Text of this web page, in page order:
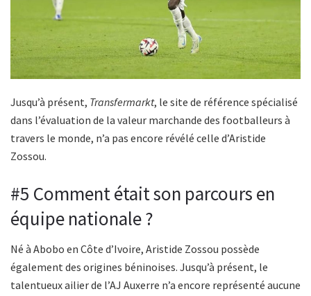
Jusqu’à présent, Transfermarkt, le site de référence spécialisé
dans l’évaluation de la valeur marchande des footballeurs à
travers le monde, n’a pas encore révélé celle d’Aristide
Zossou.
#5 Comment était son parcours en
équipe nationale ?
Né à Abobo en Côte d’Ivoire, Aristide Zossou possède
également des origines béninoises. Jusqu’à présent, le
talentueux ailier de l’AJ Auxerre n’a encore représenté aucune